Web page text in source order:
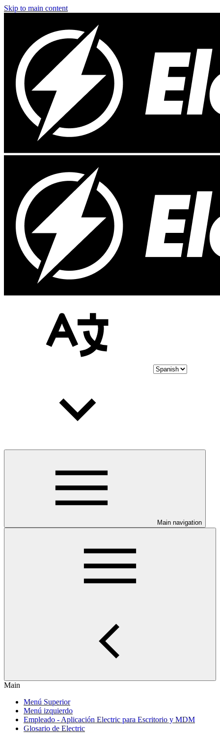
Skip to main content
Main navigation
Main
Menú Superior
Menú izquierdo
Empleado - Aplicación Electric para Escritorio y MDM
Glosario de Electric